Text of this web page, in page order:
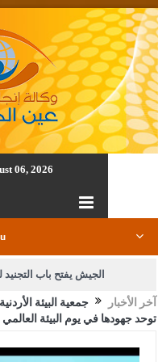
06, 2026
الجيش يفتح باب
بيان اجتماع عمّان:دعمآخر الأخبار
جمعية البيئة
توحد جهودها في يوم البيئة العالمي